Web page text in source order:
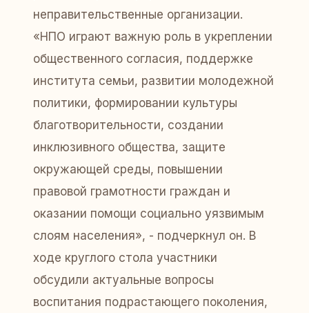
неправительственные организации.
«НПО играют важную роль в укреплении
общественного согласия, поддержке
института семьи, развитии молодежной
политики, формировании культуры
благотворительности, создании
инклюзивного общества, защите
окружающей среды, повышении
правовой грамотности граждан и
оказании помощи социально уязвимым
слоям населения», - подчеркнул он. В
ходе круглого стола участники
обсудили актуальные вопросы
воспитания подрастающего поколения,